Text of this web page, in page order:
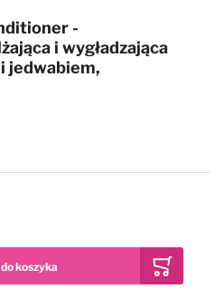
-
i wygładzająca
jedwabiem,
koszyka